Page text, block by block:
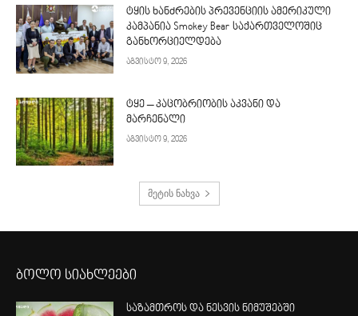
ტყის ხანძრების პრევენციის ამერიკული
კამპანია Smokey Bear საქართველოშიც
განხორციელდება
აგვისტო 9, 2026
ტყე – კაცობრიობის აკვანი და
მარჩენალი
აგვისტო 9, 2026
მეტის ნახვა
ბოლო სიახლეები
საზამთროს და ნესვის ნიმუშებში